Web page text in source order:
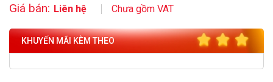
Giá bán: Liên hệ Chưa gồm VAT
KHUYẾN MÃI KÈM THEO